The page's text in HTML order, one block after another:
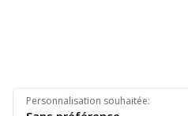
Personnalisation souhaitée: